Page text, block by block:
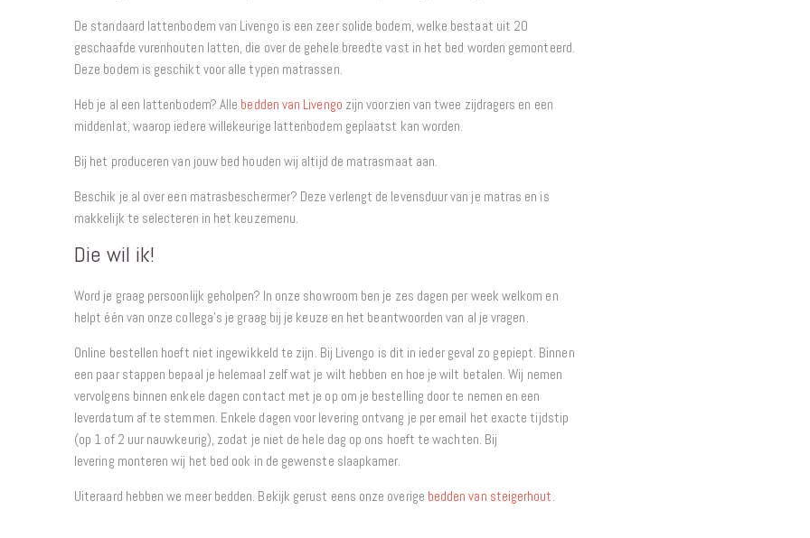
De standaard lattenbodem van Livengo is een zeer solide bodem, welke bestaat uit 20
geschaafde vurenhouten latten, die over de gehele breedte vast in het bed worden gemonteerd.
Deze bodem is geschikt voor alle typen matrassen.
Heb je al een lattenbodem? Alle bedden van Livengo zijn voorzien van twee zijdragers en een
middenlat, waarop iedere willekeurige lattenbodem geplaatst kan worden.
Bij het produceren van jouw bed houden wij altijd de matrasmaat aan.
Beschik je al over een matrasbeschermer? Deze verlengt de levensduur van je matras en is
makkelijk te selecteren in het keuzemenu.
Die wil ik!
Word je graag persoonlijk geholpen? In onze showroom ben je zes dagen per week welkom en
helpt één van onze collega’s je graag bij je keuze en het beantwoorden van al je vragen.
Online bestellen hoeft niet ingewikkeld te zijn. Bij Livengo is dit in ieder geval zo gepiept. Binnen
een paar stappen bepaal je helemaal zelf wat je wilt hebben en hoe je wilt betalen. Wij nemen
vervolgens binnen enkele dagen contact met je op om je bestelling door te nemen en een
leverdatum af te stemmen. Enkele dagen voor levering ontvang je per email het exacte tijdstip
(op 1 of 2 uur nauwkeurig), zodat je niet de hele dag op ons hoeft te wachten. Bij
levering monteren wij het bed ook in de gewenste slaapkamer.
Uiteraard hebben we meer bedden. Bekijk gerust eens onze overige bedden van steigerhout.